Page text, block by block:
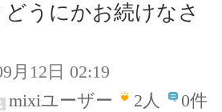
どうにかお続けなさ
月12日 02:19
mixiユーザー
2人 0件